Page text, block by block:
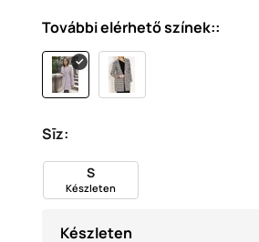
További elérhető színek::
Sīz:
S
Készleten
Készleten